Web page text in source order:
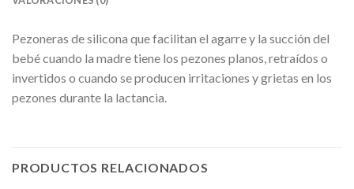
Pezoneras de silicona que facilitan el agarre y la succión del
bebé cuando la madre tiene los pezones planos, retraídos o
invertidos o cuando se producen irritaciones y grietas en los
pezones durante la lactancia.
PRODUCTOS RELACIONADOS